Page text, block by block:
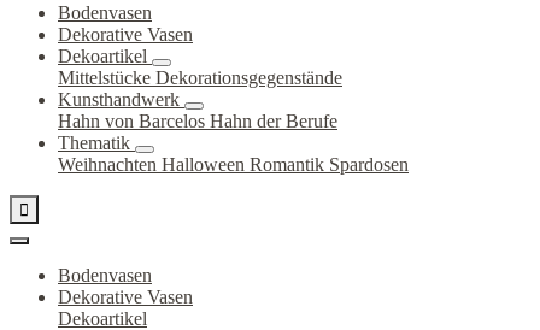
Bodenvasen
Dekorative Vasen
Dekoartikel
Mittelstücke Dekorationsgegenstände
Kunsthandwerk
Hahn von Barcelos Hahn der Berufe
Thematik
Weihnachten Halloween Romantik Spardosen

Bodenvasen
Dekorative Vasen
Dekoartikel